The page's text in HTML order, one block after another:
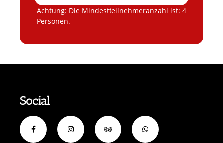
Achtung: Die Mindestteilnehmeranzahl ist: 4
Personen.
Social